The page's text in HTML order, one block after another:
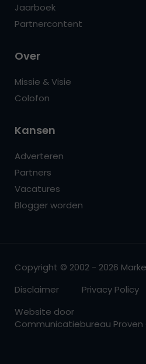
Jaarboek
Partnercontent
Over
Missie & Visie
Colofon
Kansen
Adverteren
Partners
Vacatures
Blogger worden
Copyright © 2002 - 2026
Disclaimer
Privacy Policy
Website door
Communicatiebureau